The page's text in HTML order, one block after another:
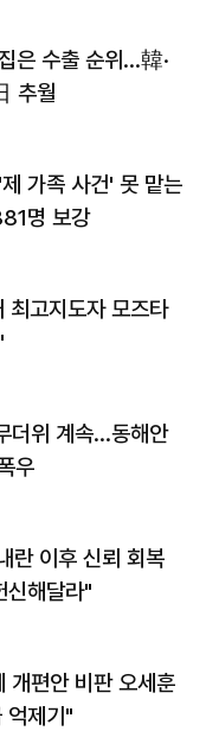
은 수출 순위…韓·
추월
가족 사건' 못 맡는
명 보강
최고지도자 모즈타
더위 계속…동해안
우
란 이후 신뢰 회복
해달라"
개편안 비판 오세훈
억제기"